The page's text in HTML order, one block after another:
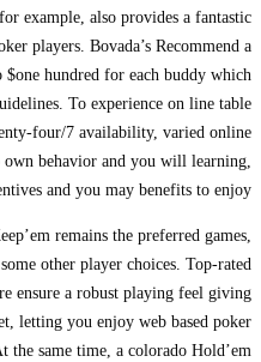
example, also provides a fantastic
players. Bovada’s Recommend a
$one hundred for each buddy which
To experience on line table
four/7 availability, varied online
behavior and you will learning,
and you may benefits to enjoy.
remains the preferred games,
other player choices. Top-rated
ensure a robust playing feel giving
letting you enjoy web based poker
the same time, a colorado Hold’em